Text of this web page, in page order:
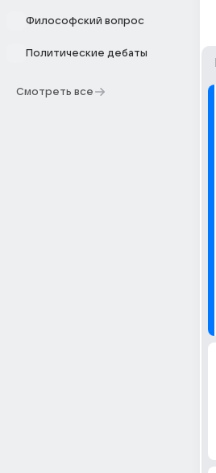
Философский вопрос
Политические дебаты
Смотреть все